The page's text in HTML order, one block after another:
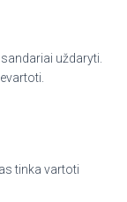
uždaryti.
tinka vartoti